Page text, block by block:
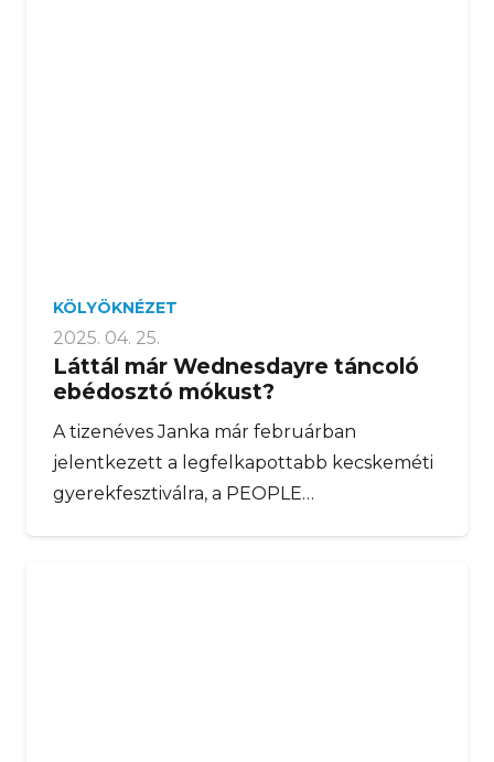
KÖLYÖKNÉZET
2025. 04. 25.
Láttál már Wednesdayre táncoló
ebédosztó mókust?
A tizenéves Janka már februárban
jelentkezett a legfelkapottabb kecskeméti
gyerekfesztiválra, a PEOPLE…